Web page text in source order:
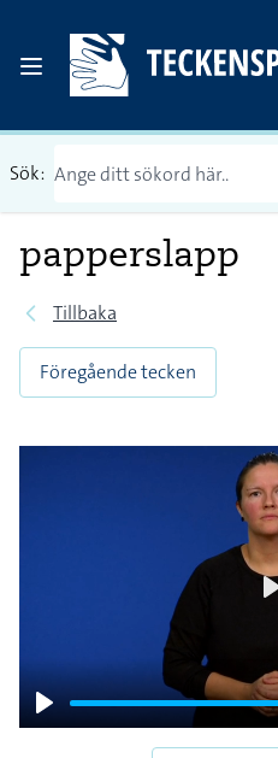
Sök:
papperslapp
Tillbaka
Föregående tecken
Play